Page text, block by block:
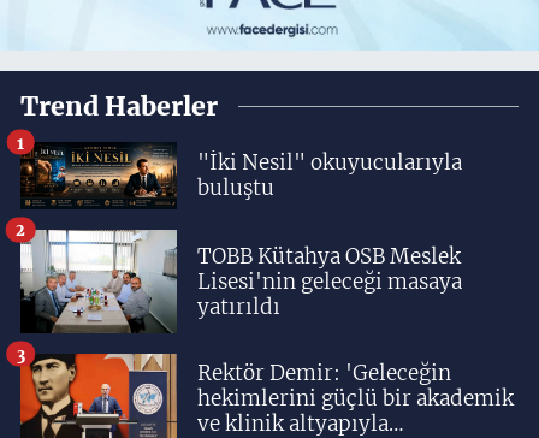
Trend Haberler
"İki Nesil" okuyucularıyla
buluştu
1
TOBB Kütahya OSB Meslek
Lisesi'nin geleceği masaya
yatırıldı
2
Rektör Demir: 'Geleceğin
hekimlerini güçlü bir akademik
ve klinik altyapıyla
3